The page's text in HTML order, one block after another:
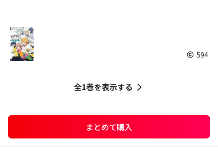
594
全1巻を表示する
まとめて購入